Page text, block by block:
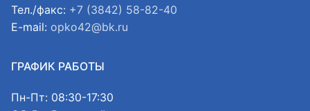
Тел./факс: +7 (3842) 58-82-40
E-mail: opko42@bk.ru
ГРАФИК РАБОТЫ
Пн-Пт: 08:30-17:30